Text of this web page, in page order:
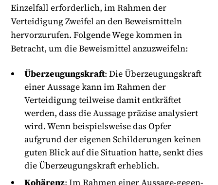
Einzelfall erforderlich, im Rahmen der
Verteidigung Zweifel an den Beweismitteln
hervorzurufen. Folgende Wege kommen in
Betracht, um die Beweismittel anzuzweifeln:
Überzeugungskraft: Die Überzeugungskraft
einer Aussage kann im Rahmen der
Verteidigung teilweise damit entkräftet
werden, dass die Aussage präzise analysiert
wird. Wenn beispielsweise das Opfer
aufgrund der eigenen Schilderungen keinen
guten Blick auf die Situation hatte, senkt dies
die Überzeugungskraft erheblich.
Kohärenz: Im Rahmen einer Aussage-gegen-